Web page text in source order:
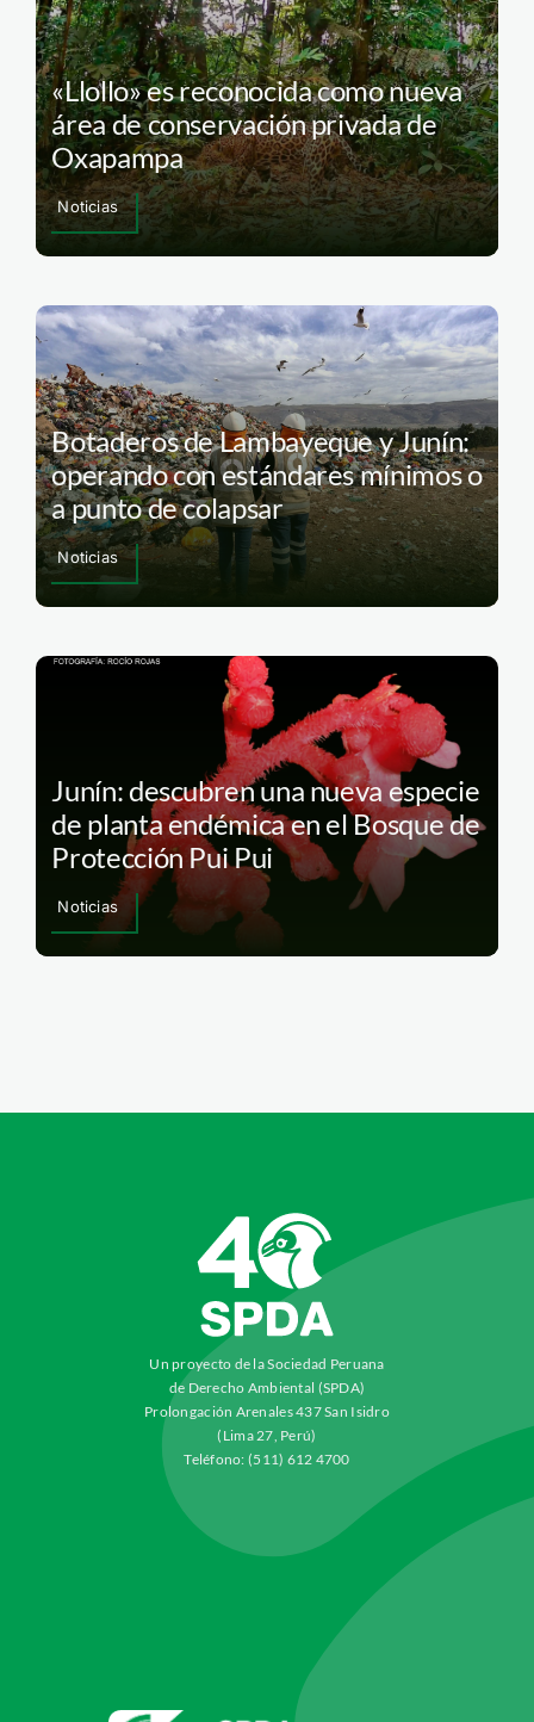
«Llollo» es reconocida como nueva
área de conservación privada de
Oxapampa
Noticias
Botaderos de Lambayeque y Junín:
operando con estándares mínimos o
a punto de colapsar
Noticias
Junín: descubren una nueva especie
de planta endémica en el Bosque de
Protección Pui Pui
Noticias
Un proyecto de la Sociedad Peruana
de Derecho Ambiental (SPDA)
Prolongación Arenales 437 San Isidro
(Lima 27, Perú)
Teléfono: (511) 612 4700